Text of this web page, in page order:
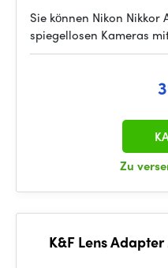
Sie können Nikon Nikkor
spiegellosen Kameras
Zu
K&F Lens